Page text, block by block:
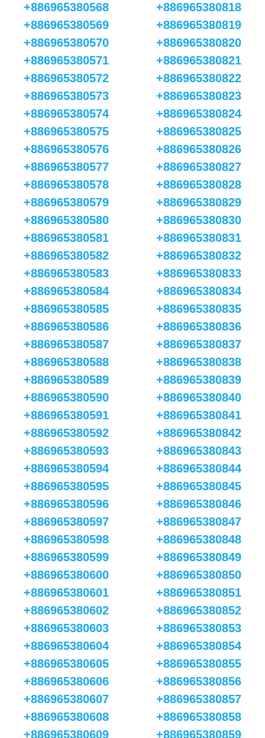
+886965380568
+886965380569
+886965380570
+886965380571
+886965380572
+886965380573
+886965380574
+886965380575
+886965380576
+886965380577
+886965380578
+886965380579
+886965380580
+886965380581
+886965380582
+886965380583
+886965380584
+886965380585
+886965380586
+886965380587
+886965380588
+886965380589
+886965380590
+886965380591
+886965380592
+886965380593
+886965380594
+886965380595
+886965380596
+886965380597
+886965380598
+886965380599
+886965380600
+886965380601
+886965380602
+886965380603
+886965380604
+886965380605
+886965380606
+886965380607
+886965380608
+886965380609
+886965380818
+886965380819
+886965380820
+886965380821
+886965380822
+886965380823
+886965380824
+886965380825
+886965380826
+886965380827
+886965380828
+886965380829
+886965380830
+886965380831
+886965380832
+886965380833
+886965380834
+886965380835
+886965380836
+886965380837
+886965380838
+886965380839
+886965380840
+886965380841
+886965380842
+886965380843
+886965380844
+886965380845
+886965380846
+886965380847
+886965380848
+886965380849
+886965380850
+886965380851
+886965380852
+886965380853
+886965380854
+886965380855
+886965380856
+886965380857
+886965380858
+886965380859